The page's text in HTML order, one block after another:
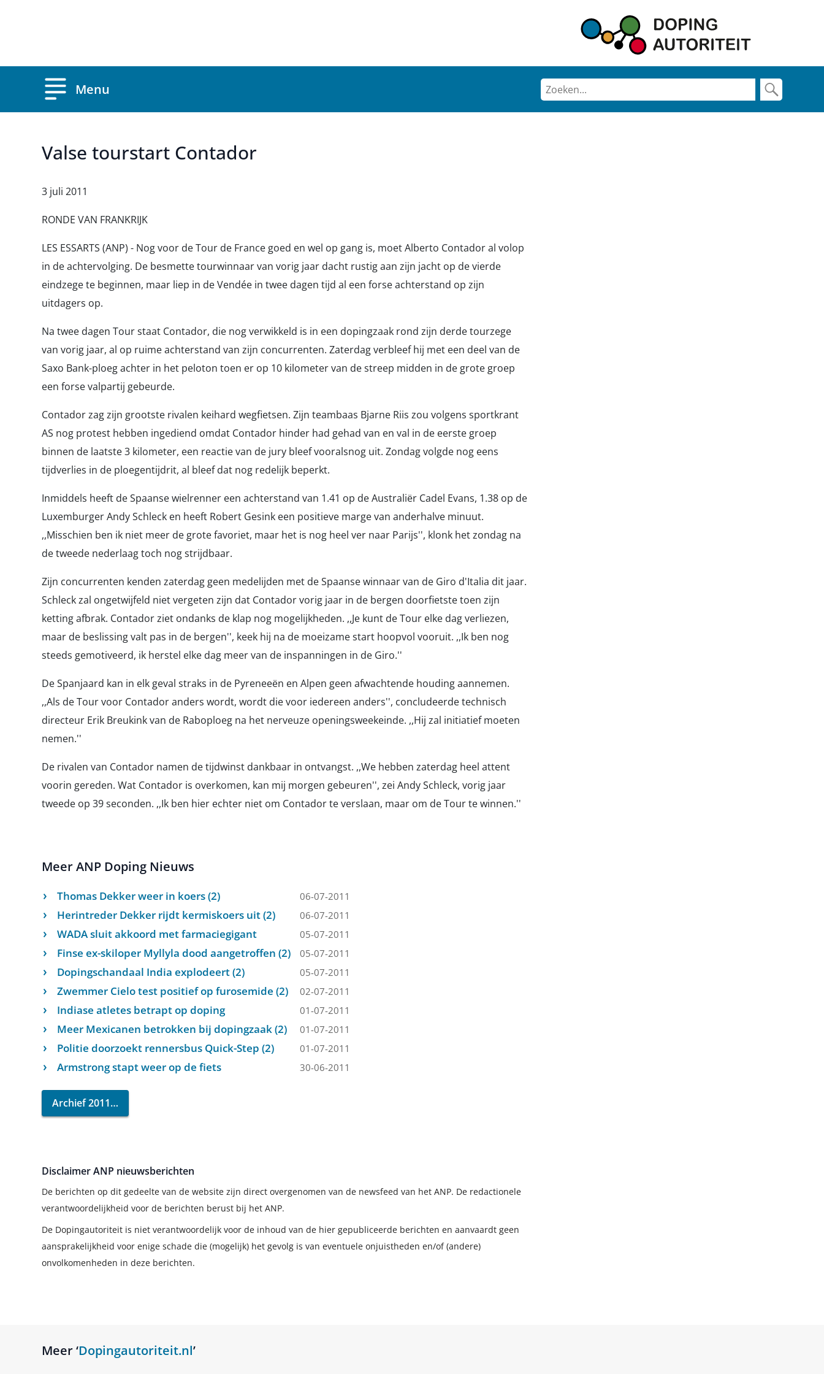
Menu
Valse tourstart Contador
3 juli 2011
RONDE VAN FRANKRIJK
LES ESSARTS (ANP) - Nog voor de Tour de France goed en wel op gang is, moet Alberto Contador al volop
in de achtervolging. De besmette tourwinnaar van vorig jaar dacht rustig aan zijn jacht op de vierde
eindzege te beginnen, maar liep in de Vendée in twee dagen tijd al een forse achterstand op zijn
uitdagers op.
Na twee dagen Tour staat Contador, die nog verwikkeld is in een dopingzaak rond zijn derde tourzege
van vorig jaar, al op ruime achterstand van zijn concurrenten. Zaterdag verbleef hij met een deel van de
Saxo Bank-ploeg achter in het peloton toen er op 10 kilometer van de streep midden in de grote groep
een forse valpartij gebeurde.
Contador zag zijn grootste rivalen keihard wegfietsen. Zijn teambaas Bjarne Riis zou volgens sportkrant
AS nog protest hebben ingediend omdat Contador hinder had gehad van en val in de eerste groep
binnen de laatste 3 kilometer, een reactie van de jury bleef vooralsnog uit. Zondag volgde nog eens
tijdverlies in de ploegentijdrit, al bleef dat nog redelijk beperkt.
Inmiddels heeft de Spaanse wielrenner een achterstand van 1.41 op de Australiër Cadel Evans, 1.38 op de
Luxemburger Andy Schleck en heeft Robert Gesink een positieve marge van anderhalve minuut.
,,Misschien ben ik niet meer de grote favoriet, maar het is nog heel ver naar Parijs'', klonk het zondag na
de tweede nederlaag toch nog strijdbaar.
Zijn concurrenten kenden zaterdag geen medelijden met de Spaanse winnaar van de Giro d'Italia dit jaar.
Schleck zal ongetwijfeld niet vergeten zijn dat Contador vorig jaar in de bergen doorfietste toen zijn
ketting afbrak. Contador ziet ondanks de klap nog mogelijkheden. ,,Je kunt de Tour elke dag verliezen,
maar de beslissing valt pas in de bergen'', keek hij na de moeizame start hoopvol vooruit. ,,Ik ben nog
steeds gemotiveerd, ik herstel elke dag meer van de inspanningen in de Giro.''
De Spanjaard kan in elk geval straks in de Pyreneeën en Alpen geen afwachtende houding aannemen.
,,Als de Tour voor Contador anders wordt, wordt die voor iedereen anders'', concludeerde technisch
directeur Erik Breukink van de Raboploeg na het nerveuze openingsweekeinde. ,,Hij zal initiatief moeten
nemen.''
De rivalen van Contador namen de tijdwinst dankbaar in ontvangst. ,,We hebben zaterdag heel attent
voorin gereden. Wat Contador is overkomen, kan mij morgen gebeuren'', zei Andy Schleck, vorig jaar
tweede op 39 seconden. ,,Ik ben hier echter niet om Contador te verslaan, maar om de Tour te winnen.''
Meer ANP Doping Nieuws
Thomas Dekker weer in koers (2) 06-07-2011
Herintreder Dekker rijdt kermiskoers uit (2) 06-07-2011
WADA sluit akkoord met farmaciegigant 05-07-2011
Finse ex-skiloper Myllyla dood aangetroffen (2) 05-07-2011
Dopingschandaal India explodeert (2) 05-07-2011
Zwemmer Cielo test positief op furosemide (2) 02-07-2011
Indiase atletes betrapt op doping 01-07-2011
Meer Mexicanen betrokken bij dopingzaak (2) 01-07-2011
Politie doorzoekt rennersbus Quick-Step (2) 01-07-2011
Armstrong stapt weer op de fiets 30-06-2011
Archief 2011
Disclaimer ANP nieuwsberichten
De berichten op dit gedeelte van de website zijn direct overgenomen van de newsfeed van het ANP. De redactionele
verantwoordelijkheid voor de berichten berust bij het ANP.
De Dopingautoriteit is niet verantwoordelijk voor de inhoud van de hier gepubliceerde berichten en aanvaardt geen
aansprakelijkheid voor enige schade die (mogelijk) het gevolg is van eventuele onjuistheden en/of (andere)
onvolkomenheden in deze berichten.
Meer ‘Dopingautoriteit.nl’